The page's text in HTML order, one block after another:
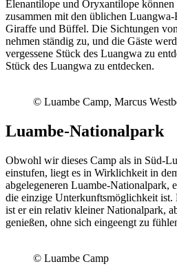
Elenantilope und Oryxantilope
zusammen mit den üblichen
Giraffe und Büffel. Die Sichtungen
nehmen ständig zu, und die Gäste
vergessene Stück des Luangwa zu
Stück des Luangwa zu entdecken.
© Luambe Camp, Marcus
Luambe-Nationalpark
Obwohl wir dieses Camp als in Süd-
einstufen, liegt es in Wirklichkeit in
abgelegeneren Luambe-Nationalpark,
die einzige Unterkunftsmöglichkeit
ist er ein relativ kleiner Nationalpark,
genießen, ohne sich eingeengt zu
© Luambe Camp